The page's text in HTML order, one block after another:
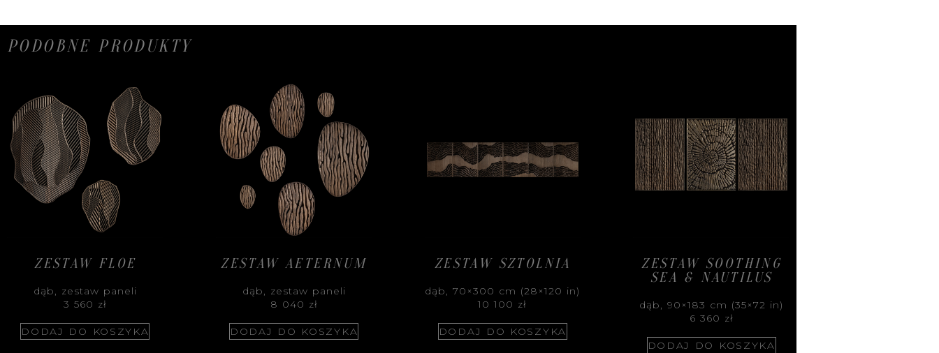
PODOBNE PRODUKTY
ZESTAW FLOE
dąb, zestaw paneli
3 560 zł
DODAJ DO KOSZYKA
ZESTAW AETERNUM
dąb, zestaw paneli
8 040 zł
DODAJ DO KOSZYKA
ZESTAW SZTOLNIA
dąb, 70×300 cm (28×120 in)
10 100 zł
DODAJ DO KOSZYKA
ZESTAW SOOTHING
SEA & NAUTILUS
dąb, 90×183 cm (35×72 in)
6 360 zł
DODAJ DO KOSZYKA